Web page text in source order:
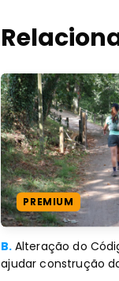
PREMIUM
B. Alteração do Código das Expropriações pode
ajudar construção